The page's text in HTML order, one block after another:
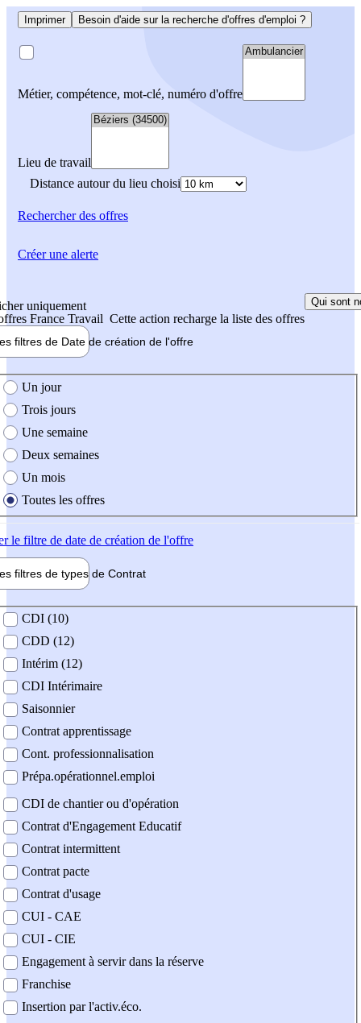
Imprimer Besoin d'aide sur la recherche d'offres d'emploi ?
Métier, compétence, mot-clé, numéro d'offre
Lieu de travail
Distance autour du lieu choisi
Rechercherdes offres
uniquement
France Travail Cette action recharge la liste des offres
Qui sont
filtres de Date de création de l'offre
création de l'offre
Un jour
Trois jours
Une semaine
Deux semaines
Un mois
Toutes les offres
le filtre de date de création de l'offre
filtres de types de Contrat
contrat
CDI (10)
CDD (12)
Intérim (12)
CDI Intérimaire
Saisonnier
Contrat apprentissage
Cont. professionnalisation
Prépa.opérationnel.emploi
CDI de chantier ou d'opération
Contrat d'Engagement Educatif
Contrat intermittent
Contrat pacte
Contrat d'usage
CUI - CAE
CUI - CIE
Engagement à servir dans la réserve
Franchise
Insertion par l'activ.éco.
Créer une alerte